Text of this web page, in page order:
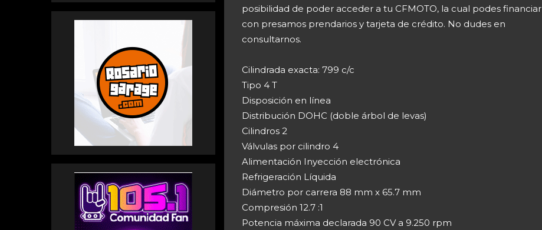
posibilidad de poder acceder a tu CFMOTO, la cual podes financiar
con presamos prendarios y tarjeta de crédito. No dudes en
consultarnos.
Cilindrada exacta: 799 c/c
Tipo 4 T
Disposición en línea
Distribución DOHC (doble árbol de levas)
Cilindros 2
Válvulas por cilindro 4
Alimentación Inyección electrónica
Refrigeración Líquida
Diámetro por carrera 88 mm x 65.7 mm
Compresión 12.7 :1
Potencia máxima declarada 90 CV a 9.250 rpm